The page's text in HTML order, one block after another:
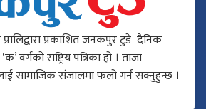
प्रकाशित जनकपुर टुडे दैनिक
वर्गको राष्ट्रिय पत्रिका हो । ताजा
सामाजिक संजालमा फलो गर्न सक्नुहुन्छ ।